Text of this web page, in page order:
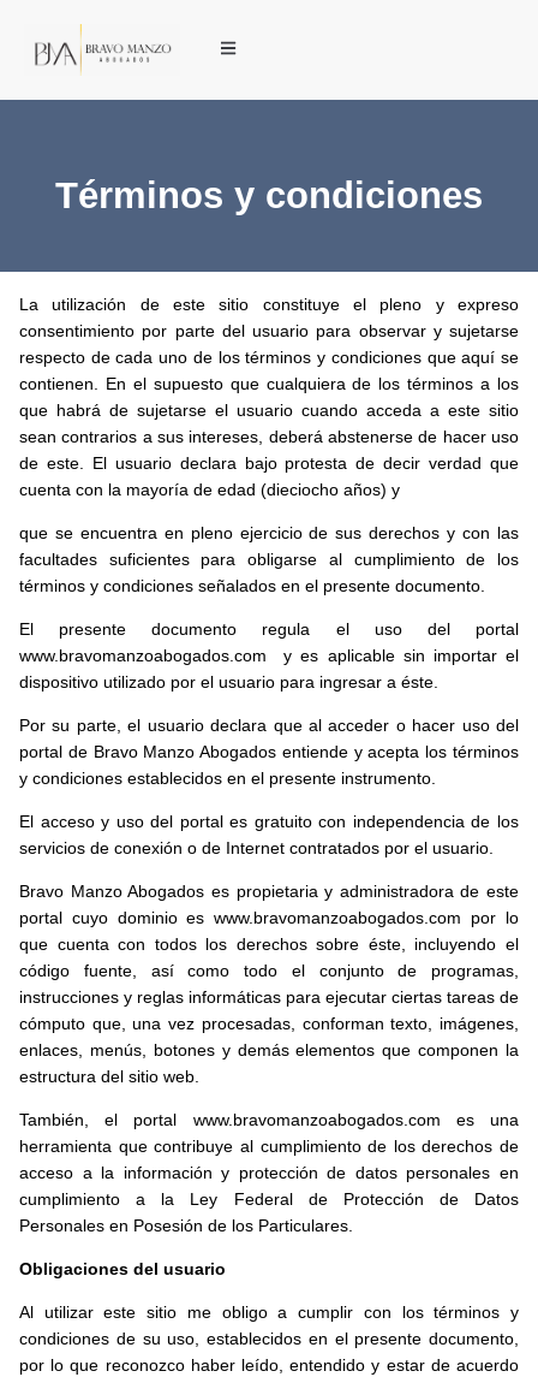
Términos y condiciones
La utilización de este sitio constituye el pleno y expreso
consentimiento por parte del usuario para observar y sujetarse
respecto de cada uno de los términos y condiciones que aquí se
contienen. En el supuesto que cualquiera de los términos a los
que habrá de sujetarse el usuario cuando acceda a este sitio
sean contrarios a sus intereses, deberá abstenerse de hacer uso
de este. El usuario declara bajo protesta de decir verdad que
cuenta con la mayoría de edad (dieciocho años) y
que se encuentra en pleno ejercicio de sus derechos y con las
facultades suficientes para obligarse al cumplimiento de los
términos y condiciones señalados en el presente documento.
El presente documento regula el uso del portal
www.bravomanzoabogados.com y es aplicable sin importar el
dispositivo utilizado por el usuario para ingresar a éste.
Por su parte, el usuario declara que al acceder o hacer uso del
portal de Bravo Manzo Abogados entiende y acepta los términos
y condiciones establecidos en el presente instrumento.
El acceso y uso del portal es gratuito con independencia de los
servicios de conexión o de Internet contratados por el usuario.
Bravo Manzo Abogados es propietaria y administradora de este
portal cuyo dominio es www.bravomanzoabogados.com por lo
que cuenta con todos los derechos sobre éste, incluyendo el
código fuente, así como todo el conjunto de programas,
instrucciones y reglas informáticas para ejecutar ciertas tareas de
cómputo que, una vez procesadas, conforman texto, imágenes,
enlaces, menús, botones y demás elementos que componen la
estructura del sitio web.
También, el portal www.bravomanzoabogados.com es una
herramienta que contribuye al cumplimiento de los derechos de
acceso a la información y protección de datos personales en
cumplimiento a la Ley Federal de Protección de Datos
Personales en Posesión de los Particulares.
Obligaciones del usuario
Al utilizar este sitio me obligo a cumplir con los términos y
condiciones de su uso, establecidos en el presente documento,
por lo que reconozco haber leído, entendido y estar de acuerdo